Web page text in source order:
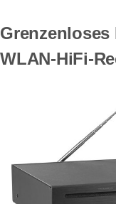
WLAN-HiFi-